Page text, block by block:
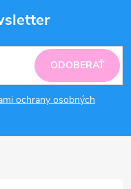
ochrany osobných
ODOBERAŤ